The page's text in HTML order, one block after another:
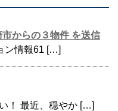
からの３物件 を送信
ン情報61 […]
！ 最近、穏やか […]